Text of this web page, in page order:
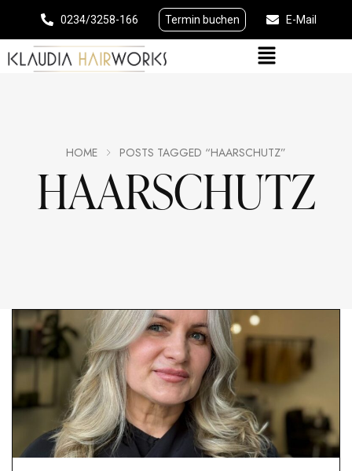
0234/3258-166 Termin buchen E-Mail
HAARSCHUTZ
HOME POSTS TAGGED “HAARSCHUTZ”